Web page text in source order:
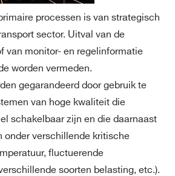
processen is van strategisch
sector. Uitval van de
van monitor- en regelinformatie
worden vermeden.
gegarandeerd door gebruik te
van hoge kwaliteit die
schakelbaar zijn en die daarnaast
onder verschillende kritische
fluctuerende
soorten belasting, etc.).